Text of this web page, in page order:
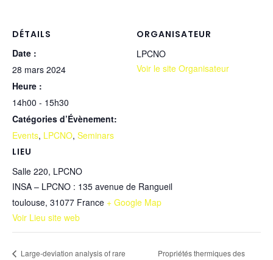
DÉTAILS
Date :
28 mars 2024
Heure :
14h00 - 15h30
Catégories d’Évènement:
Events, LPCNO, Seminars
LIEU
Salle 220, LPCNO
INSA – LPCNO : 135 avenue de Rangueil
toulouse, 31077 France + Google Map
Voir Lieu site web
ORGANISATEUR
LPCNO
Voir le site Organisateur
Large-deviation analysis of rare
Propriétés thermiques des